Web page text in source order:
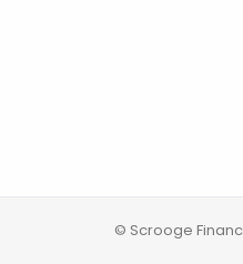
© Scrooge